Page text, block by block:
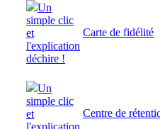
Un
simple clic
et
l'explication
déchire !
Carte de fidélité
Un
simple clic
et
l'explication
Centre de